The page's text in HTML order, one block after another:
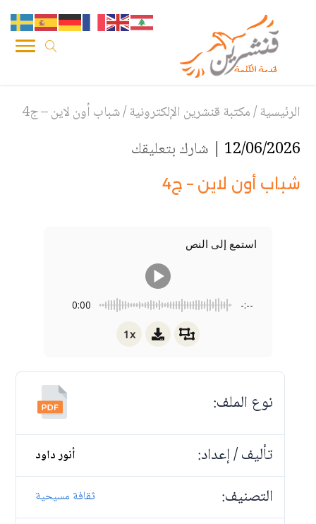
الرئيسية/مكتبة قنشرين الإلكترونية/شباب أون لاين – ج4
12/06/2026 | شارك بتعليقك
شباب أون لاين – ج4
استمع إلى النص
0:00 -:--
1x
نوع الملف:
تأليف / إعداد:
أنور داود
التصنيف: ثقافة مسيحية